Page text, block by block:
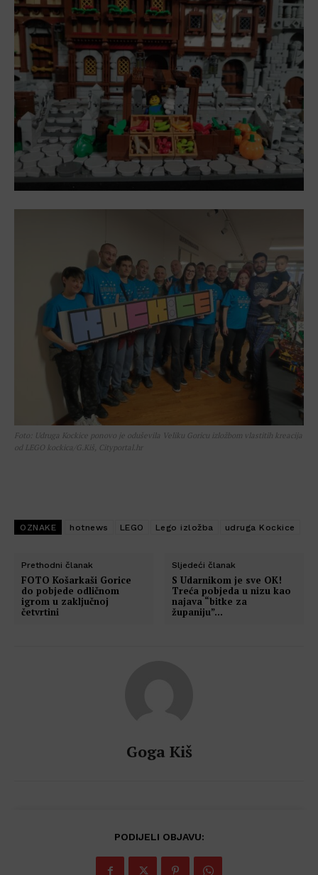
Foto: Udruga Kockice ponovo je oduševila Veliku Goricu izložbom vlastitih kreacija
od LEGO kockica/G.Kiš, Cityportal.hr
OZNAKE hotnews LEGO Lego izložba udruga Kockice
Prethodni članak
FOTO Košarkaši Gorice
do pobjede odličnom
igrom u zaključnoj
četvrtini
Sljedeći članak
S Udarnikom je sve OK!
Treća pobjeda u nizu kao
najava “bitke za
županiju”…
Goga Kiš
PODIJELI OBJAVU: